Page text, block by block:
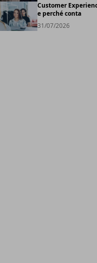
Customer
e perché conta
31/07/2026